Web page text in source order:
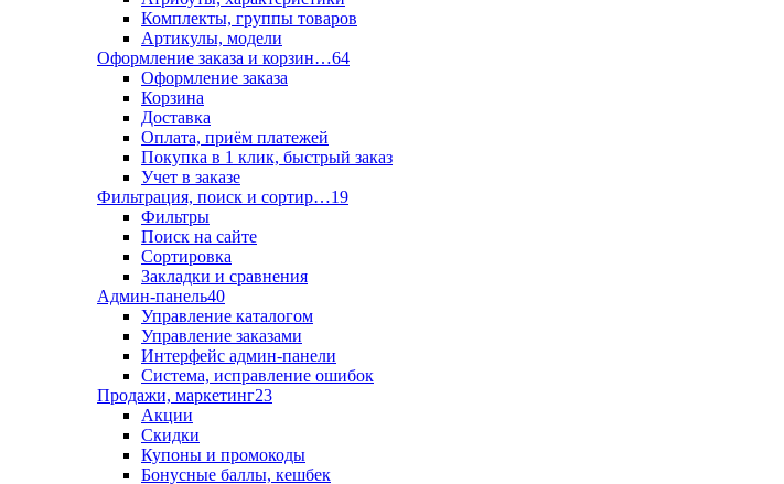
Комплекты, группы товаров
Артикулы, модели
Оформление заказа и корзин…64
Оформление заказа
Корзина
Доставка
Оплата, приём платежей
Покупка в 1 клик, быстрый заказ
Учет в заказе
Фильтрация, поиск и сортир…19
Фильтры
Поиск на сайте
Сортировка
Закладки и сравнения
Админ-панель40
Управление каталогом
Управление заказами
Интерфейс админ-панели
Система, исправление ошибок
Продажи, маркетинг23
Акции
Скидки
Купоны и промокоды
Бонусные баллы, кешбек